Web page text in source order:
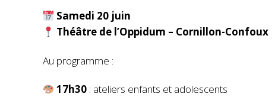
Samedi 20 juin
Théâtre de l’Oppidum – Cornillon-Confoux
Au programme :
17h30 : ateliers enfants et adolescents